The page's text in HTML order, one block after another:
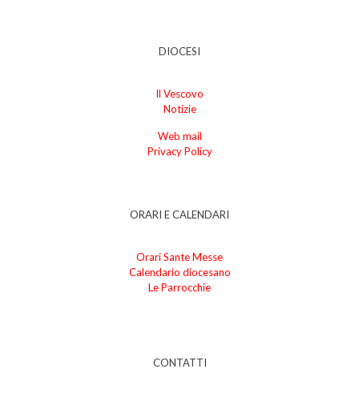
DIOCESI
Il Vescovo
Notizie
Web mail
Privacy Policy
ORARI E CALENDARI
Orari Sante Messe
Calendario diocesano
Le Parrocchie
CONTATTI